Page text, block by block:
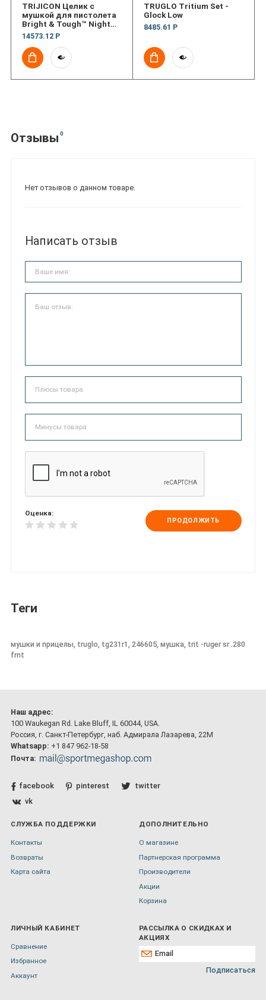
TRIJICON Целик с
мушкой для пистолета
Bright & Tough™ Night
Sight Set; #6
Front/Novak Rear — for
Sig Sauer® .40S&W,
.45ACP
14573.12 Р
TRUGLO Tritium Set -
Glock Low
8485.61 Р
Отзывы 0
Нет отзывов о данном товаре.
Написать отзыв
Оценка:
ПРОДОЛЖИТЬ
Теги
мушки и прицелы, truglo, tg231r1, 246605, мушка, trit -ruger sr .280
frnt
Наш адрес:
100 Waukegan Rd. Lake Bluff, IL 60044, USA.
Россия, г. Санкт-Петербург, наб. Адмирала Лазарева, 22М
Whatsapp: +1 847 962-18-58
Почта:
facebook pinterest
twitter
vk
СЛУЖБА ПОДДЕРЖКИ
Контакты
Возвраты
Карта сайта
ДОПОЛНИТЕЛЬНО
О магазине
Партнерская программа
Производители
Акции
Корзина
ЛИЧНЫЙ КАБИНЕТ
Сравнение
Избранное
Аккаунт
РАССЫЛКА О СКИДКАХ И
АКЦИЯХ
Подписаться